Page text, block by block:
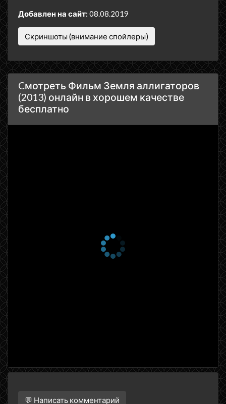
Добавлен на сайт: 08.08.2019
Скриншоты (внимание спойлеры)
Cмотреть Фильм Земля аллигаторов
(2013) онлайн в хорошем качестве
бесплатно
💬 Написать комментарий